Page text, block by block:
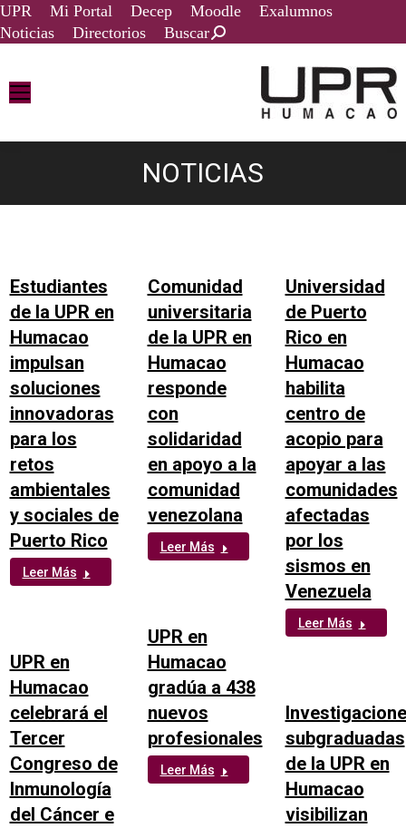
UPR Mi Portal Decep Moodle
Exalumnos
Noticias
Directorios Buscar
NOTICIAS
You are here:
Estudiantes
de la UPR en
Humacao
impulsan
soluciones
innovadoras
para los
retos
ambientales
y sociales de
Puerto Rico
Leer Más
Comunidad
universitaria
de la UPR en
Humacao
responde
con
solidaridad
en apoyo a la
comunidad
venezolana
Leer Más
Universidad
de Puerto
Rico en
Humacao
habilita
centro de
acopio para
apoyar a las
comunidades
afectadas
por los
sismos en
Venezuela
Leer Más
UPR en
Humacao
gradúa a 438
nuevos
profesionales
Leer Más
UPR en
Humacao
celebrará el
Tercer
Congreso de
Inmunología
del Cáncer e
subgraduadas
de la UPR en
Humacao
visibilizan